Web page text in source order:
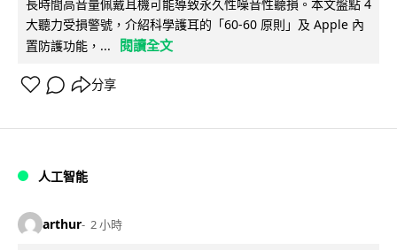
長時間高音量佩戴耳機可能導致永久性噪音性聽損。本文盤點 4
大聽力受損警號，介紹科學護耳的「60-60 原則」及 Apple 內
置防護功能，...
閱讀全文
分享
人工智能
arthur 2 小時